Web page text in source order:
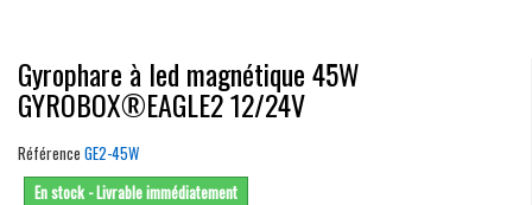
Gyrophare à led magnétique 45W
GYROBOX®EAGLE2 12/24V
Référence GE2-45W
En stock - Livrable immédiatement